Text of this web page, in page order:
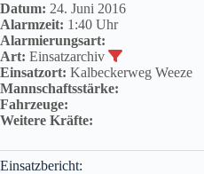
Datum: 24. Juni 2016
Alarmzeit: 1:40 Uhr
Alarmierungsart:
Art: Einsatzarchiv
Einsatzort: Kalbeckerweg Weeze
Mannschaftsstärke:
Fahrzeuge:
Weitere Kräfte:
Einsatzbericht: